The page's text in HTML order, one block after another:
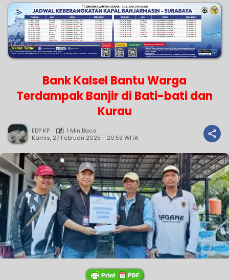
Bank Kalsel Bantu Warga
Terdampak Banjir di Bati-bati dan
Kurau
EDP KP
1 Min Baca
Kamis, 27 Februari 2025 - 20:53 WITA